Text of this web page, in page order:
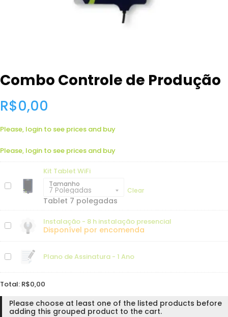
Combo Controle de Produção
R$0,00
Please, login to see prices and buy
Please, login to see prices and buy
Kit Tablet WiFi
Tamanho
Clear
Tablet 7 polegadas
Instalação - 8 h instalação presencial
Disponível por encomenda
Plano de Assinatura - 1 Ano
Total: R$0,00
Please choose at least one of the listed products before
adding this grouped product to the cart.